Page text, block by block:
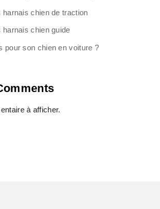
harnais chien de traction
harnais chien guide
pour son chien en voiture ?
à afficher.